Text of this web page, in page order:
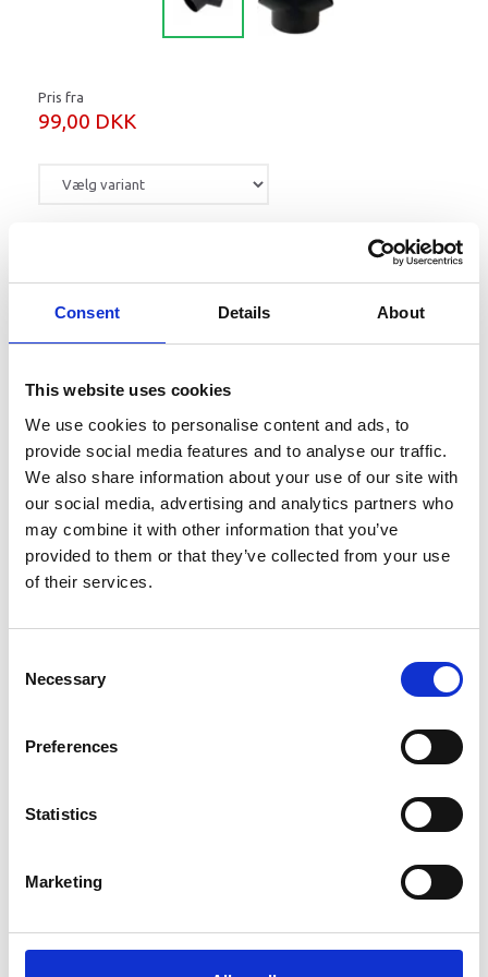
Consent Details About
This website uses cookies
We use cookies to personalise content and ads, to
provide social media features and to analyse our traffic.
We also share information about your use of our site with
our social media, advertising and analytics partners who
may combine it with other information that you’ve
provided to them or that they’ve collected from your use
of their services.
Selection
Necessary
Preferences
Statistics
Marketing
Pris fra
99,00 DKK
Vælg en Y-ventil 60 mm eller 90 mm
Beskrivelse - Mål Vare nummer
Y-ventil 90 mm
1100234
(1320470A)
Derfor kan der i enkelte tilfælde være produkter, som ikke kan
leveres, eller hvor prisen afviger fra det viste. Vi kontakter dig